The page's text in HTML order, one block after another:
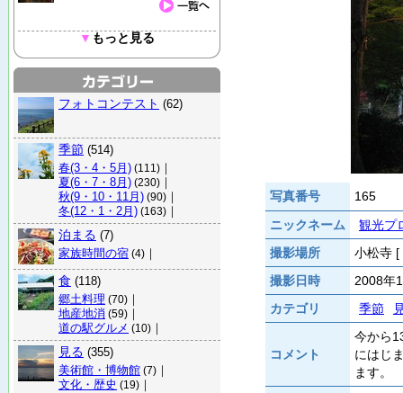
▼ もっと見る
フォトコンテスト (62)
季節 (514)
春(3・4・5月) (111) ｜
夏(6・7・8月) (230) ｜
秋(9・10・11月) (90) ｜
冬(12・1・2月) (163) ｜
泊まる (7)
家族時間の宿 (4) ｜
食 (118)
郷土料理 (70) ｜
地産地消 (59) ｜
道の駅グルメ (10) ｜
見る (355)
美術館・博物館 (7) ｜
文化・歴史 (19) ｜
写真番号
165
ニックネーム
観光プ
撮影場所
小松寺 [
撮影日時
2008年
カテゴリ
季節
コメント
今から
にはじ
ます。